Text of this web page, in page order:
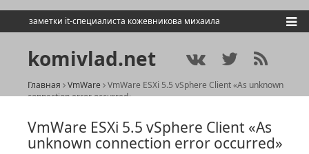
заметки it-специалиста кожевникова михаила
komivlad.net
Главная VmWare
VmWare ESXi 5.5 vSphere Client «As unknown
connection error occurred»
VmWare ESXi 5.5 vSphere Client «As
unknown connection error occurred»